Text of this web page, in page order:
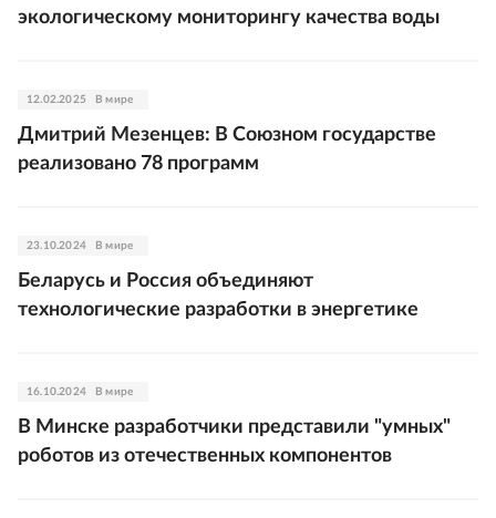
экологическому мониторингу качества воды
12.02.2025 В мире
Дмитрий Мезенцев: В Союзном государстве
реализовано 78 программ
23.10.2024 В мире
Беларусь и Россия объединяют
технологические разработки в энергетике
16.10.2024 В мире
В Минске разработчики представили "умных"
роботов из отечественных компонентов